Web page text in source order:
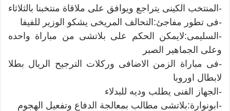
-المنتخب الكينى يتراجع ويوافق على ملاقاة منتخبنا بالثلاثاء
-فى تطور مفاجئ:التحالف المريخى يشكو الوزير للفيفا
-السليمى:لايمكن الحكم على بلاتشى من مباراة واحده
وعلى الجماهير الصبر
-فى مباراة الزمن الاضافى وركلات الترجيح الريال بطلا
لابطال اوروبا
-الجهاز الفنى يطلب وديه للبدلاء
-ابونوارة:بلاتشى مطالب بمعالجة الدفاع وتفعيل الهجوم